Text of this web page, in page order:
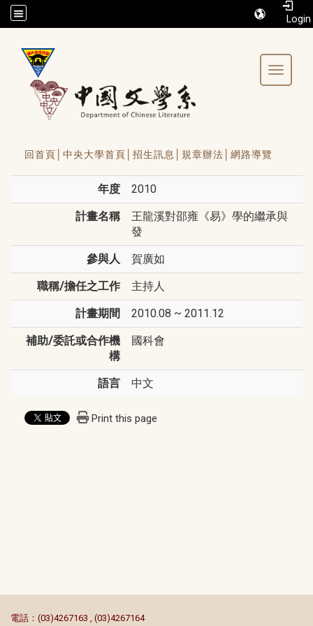
/accesskey"" title="Toolbar">:::
Toggle
回首頁│ 中央大學首頁│ 招生訊息│ 規章辦法│ 網路導覽
年度 2010
計畫名稱
王龍溪對邵雍《易》學的繼承與
發
參與人 賀廣如
職稱/擔任之工作 主持人
計畫期間 2010.08 ~ 2011.12
補助/委託或合作機
構
國科會
語言 中文
Print this page
電話：(03)4267163 , (03)4267164